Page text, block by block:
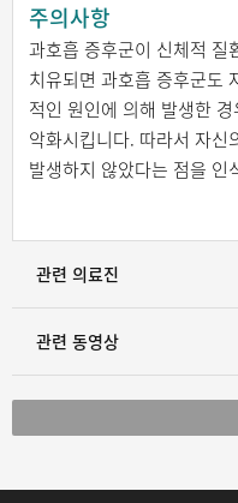
주의사항
과호흡 증후군이 신체적 질
치유되면 과호흡 증후군도
적인 원인에 의해 발생한
악화시킵니다. 따라서 자신
발생하지 않았다는 점을 인
관련 의료진
관련 동영상